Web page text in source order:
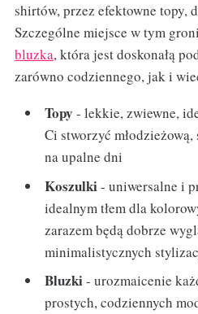
shirtów, przez efektowne topy,
Szczególne miejsce w tym
bluzka, która jest doskonałą
zarówno codziennego, jak i
Topy - lekkie, zwiewne,
Ci stworzyć
na upalne dni
Koszulki- uniwersalne i
idealnym tłem dla
zarazem będą dobrze
minimalistycznych
Bluzki- urozmaicenie
prostych, codziennych